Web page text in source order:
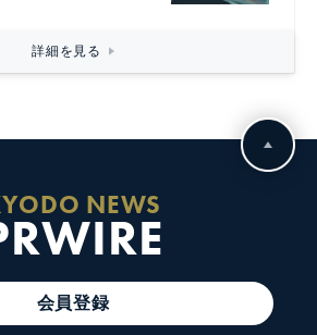
詳細を見る
NEWS
会員登録